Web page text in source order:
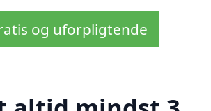
og uforpligtende